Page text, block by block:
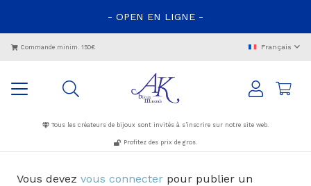
- OPEN EN LIGNE -
Commande minim. 150€ Français
Tous les créateurs de bijoux sont invités à s’inscrire sur notre site web.
Profitez des prix de gros.
Vous devez vous connecter pour publier un